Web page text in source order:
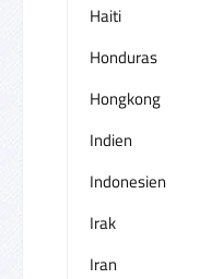
Haiti
Honduras
Hongkong
Indien
Indonesien
Irak
Iran